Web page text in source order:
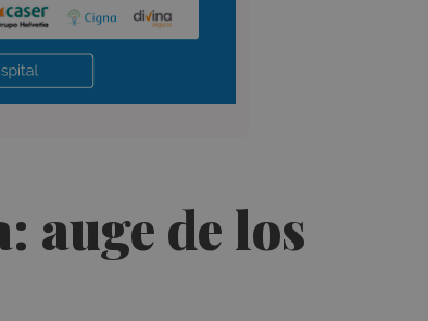
auge de los